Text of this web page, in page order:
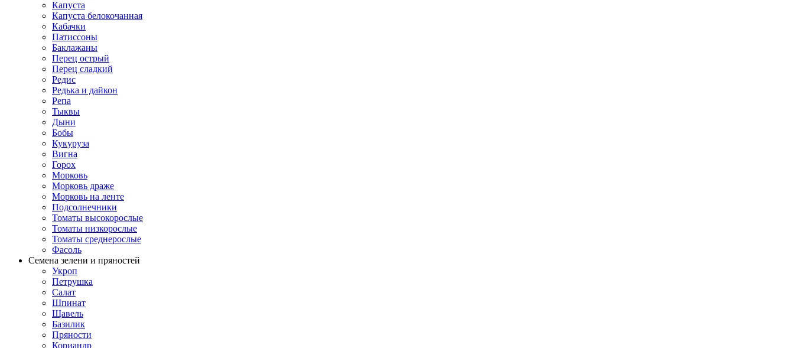
Капуста
Капуста белокочанная
Кабачки
Патиссоны
Баклажаны
Перец острый
Перец сладкий
Редис
Редька и дайкон
Репа
Тыквы
Дыни
Бобы
Кукуруза
Вигна
Горох
Морковь
Морковь драже
Морковь на ленте
Подсолнечники
Томаты высокорослые
Томаты низкорослые
Томаты среднерослые
Фасоль
Семена зелени и пряностей
Укроп
Петрушка
Салат
Шпинат
Щавель
Базилик
Пряности
Кориандр